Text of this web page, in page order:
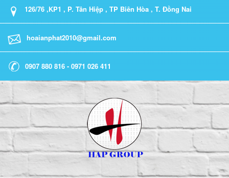
126/76 ,KP1 , P. Tân Hiệp , TP Biên Hòa , T. Đồng Nai
hoaianphat2010@gmail.com
0907 880 816 - 0971 026 411